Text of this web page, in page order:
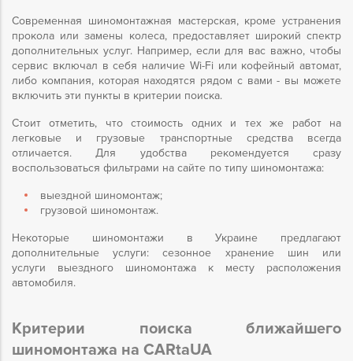
Современная шиномонтажная мастерская, кроме устранения
прокола или замены колеса, предоставляет широкий спектр
дополнительных услуг. Например, если для вас важно, чтобы
сервис включал в себя наличие Wi-Fi или кофейный автомат,
либо компания, которая находятся рядом с вами - вы можете
включить эти пункты в критерии поиска.
Стоит отметить, что стоимость одних и тех же работ на
легковые и грузовые транспортные средства всегда
отличается. Для удобства рекомендуется сразу
воспользоваться фильтрами на сайте по типу шиномонтажа:
выездной шиномонтаж;
грузовой шиномонтаж.
Некоторые шиномонтажи в Украине предлагают
дополнительные услуги: сезонное хранение шин или
услуги выездного шиномонтажа к месту расположения
автомобиля.
Критерии поиска ближайшего
шиномонтажа на CARtaUA